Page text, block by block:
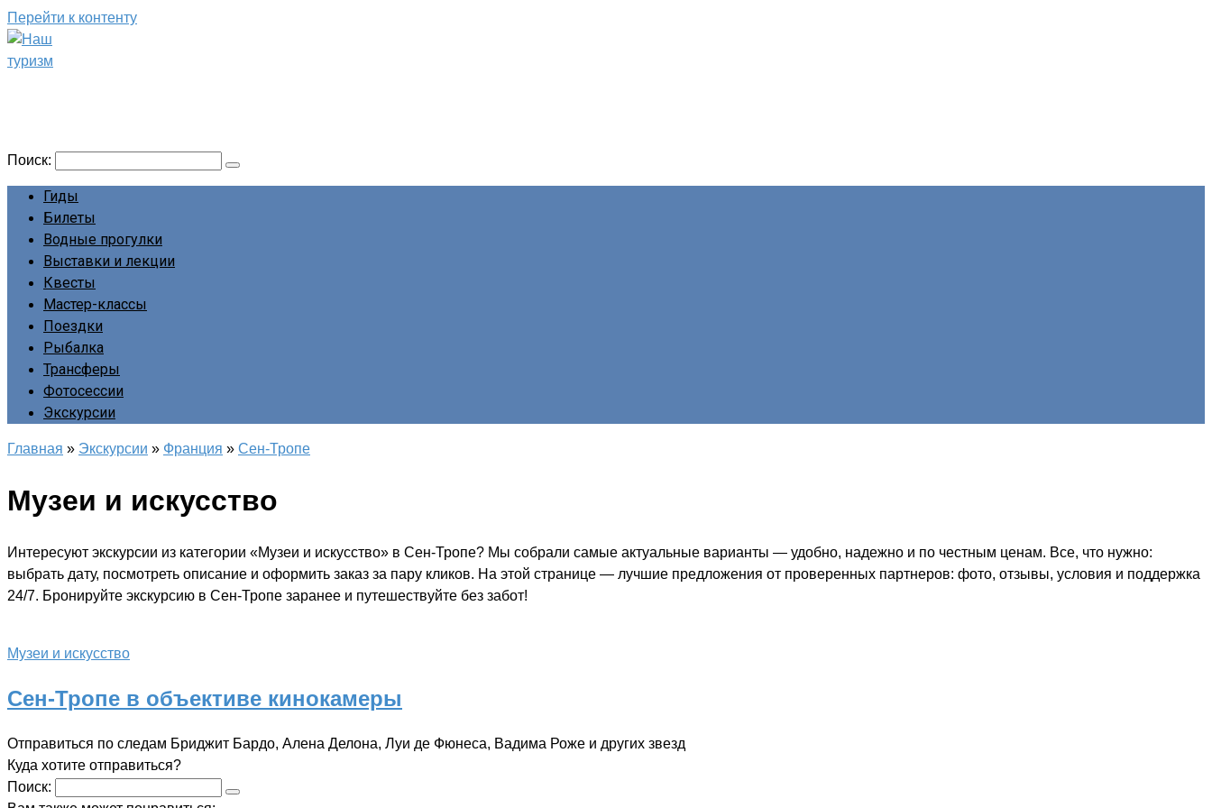
Перейти к контенту
Поиск:
Гиды
Билеты
Водные прогулки
Выставки и лекции
Квесты
Мастер-классы
Поездки
Рыбалка
Трансферы
Фотосессии
Экскурсии
Главная » Экскурсии » Франция » Сен-Тропе
Музеи и искусство
Интересуют экскурсии из категории «Музеи и искусство» в Сен-Тропе? Мы собрали самые актуальные варианты — удобно, надежно и по честным ценам. Все, что нужно:
выбрать дату, посмотреть описание и оформить заказ за пару кликов. На этой странице — лучшие предложения от проверенных партнеров: фото, отзывы, условия и поддержка
24/7. Бронируйте экскурсию в Сен-Тропе заранее и путешествуйте без забот!
Музеи и искусство
Сен-Тропе в объективе кинокамеры
Отправиться по следам Бриджит Бардо, Алена Делона, Луи де Фюнеса, Вадима Роже и других звезд
Куда хотите отправиться?
Поиск: